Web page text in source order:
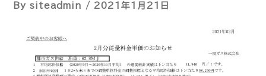
Bysiteadmin / 2021年1月21日